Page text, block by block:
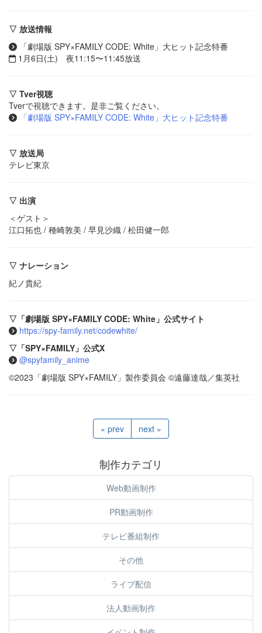
▽ 放送情報
「劇場版 SPY×FAMILY CODE: White」大ヒット記念特番
1月6日(土) 夜11:15〜11:45放送
▽ Tver視聴
Tverで視聴できます。是非ご覧ください。
「劇場版 SPY×FAMILY CODE: White」大ヒット記念特番
▽ 放送局
テレビ東京
▽ 出演
＜ゲスト＞
江口拓也 / 種崎敦美 / 早見沙織 / 松田健一郎
▽ ナレーション
紀ノ貴紀
▽「劇場版 SPY×FAMILY CODE: White」公式サイト
https://spy-family.net/codewhite/
▽「SPY×FAMILY」公式X
@spyfamily_anime
©2023「劇場版 SPY×FAMILY」製作委員会 ©遠藤達哉／集英社
« prev next »
制作カテゴリ
Web動画制作
PR動画制作
テレビ番組制作
その他
ライブ配信
法人動画制作